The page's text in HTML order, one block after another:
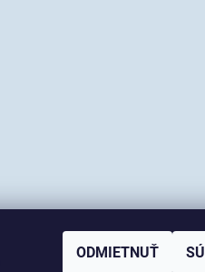
ODMIETNUŤ